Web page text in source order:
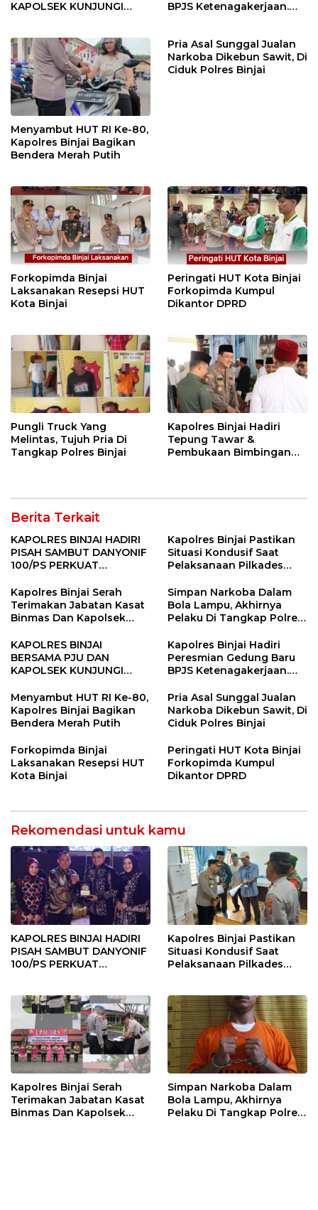
KAPOLSEK KUNJUNGI
BPJS Ketenagakerjaan.
Menyambut HUT RI Ke-80,
Kapolres Binjai Bagikan
Bendera Merah Putih
Pria Asal Sunggal Jualan
Narkoba Dikebun Sawit, Di
Ciduk Polres Binjai
Forkopimda Binjai
Laksanakan Resepsi HUT
Kota Binjai
Peringati HUT Kota Binjai
Forkopimda Kumpul
Dikantor DPRD
Pungli Truck Yang
Melintas, Tujuh Pria Di
Tangkap Polres Binjai
Kapolres Binjai Hadiri
Tepung Tawar &
Pembukaan Bimbingan
Berita Terkait
KAPOLRES BINJAI HADIRI
PISAH SAMBUT DANYONIF
100/PS PERKUAT
Kapolres Binjai Pastikan
Situasi Kondusif Saat
Pelaksanaan Pilkades
Kapolres Binjai Serah
Terimakan Jabatan Kasat
Binmas Dan Kapolsek
Simpan Narkoba Dalam
Bola Lampu, Akhirnya
Pelaku Di Tangkap Polres
KAPOLRES BINJAI
BERSAMA PJU DAN
KAPOLSEK KUNJUNGI
BINJAI
Kapolres Binjai Hadiri
Peresmian Gedung Baru
BPJS Ketenagakerjaan.
Menyeluruh bagi Pekerja”
Menyambut HUT RI Ke-80,
Kapolres Binjai Bagikan
Bendera Merah Putih
Pria Asal Sunggal Jualan
Narkoba Dikebun Sawit, Di
Ciduk Polres Binjai
Forkopimda Binjai
Laksanakan Resepsi HUT
Kota Binjai
Peringati HUT Kota Binjai
Forkopimda Kumpul
Dikantor DPRD
Rekomendasi untuk kamu
KAPOLRES BINJAI HADIRI
PISAH SAMBUT DANYONIF
100/PS PERKUAT
Kapolres Binjai Pastikan
Situasi Kondusif Saat
Pelaksanaan Pilkades
Kapolres Binjai Serah
Terimakan Jabatan Kasat
Binmas Dan Kapolsek
Simpan Narkoba Dalam
Bola Lampu, Akhirnya
Pelaku Di Tangkap Polres